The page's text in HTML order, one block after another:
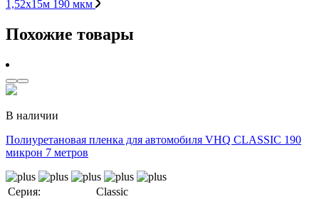
1,52х15м 190 мкм
Похожие товары
В наличии
Полиуретановая пленка для автомобиля VHQ CLASSIC 190
микрон 7 метров
Серия:
Classic